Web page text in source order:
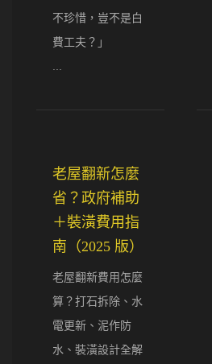
不珍惜，豈不是白
費工夫？」
老屋翻新怎麼
省？政府補助
＋裝潢費用指
南（2025 版）
老屋翻新費用怎麼
算？打石拆除、水
電更新、泥作防
水、裝潢設計全解